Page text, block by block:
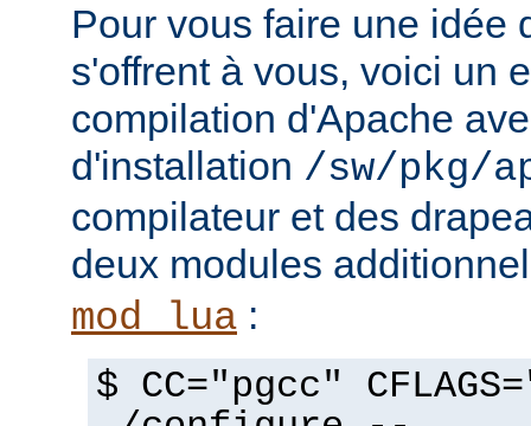
Pour vous faire une idée
s'offrent à vous, voici un
compilation d'Apache
d'installation /sw/pkg/
compilateur et des
deux modules
mod_lua :
$ CC="pgcc"